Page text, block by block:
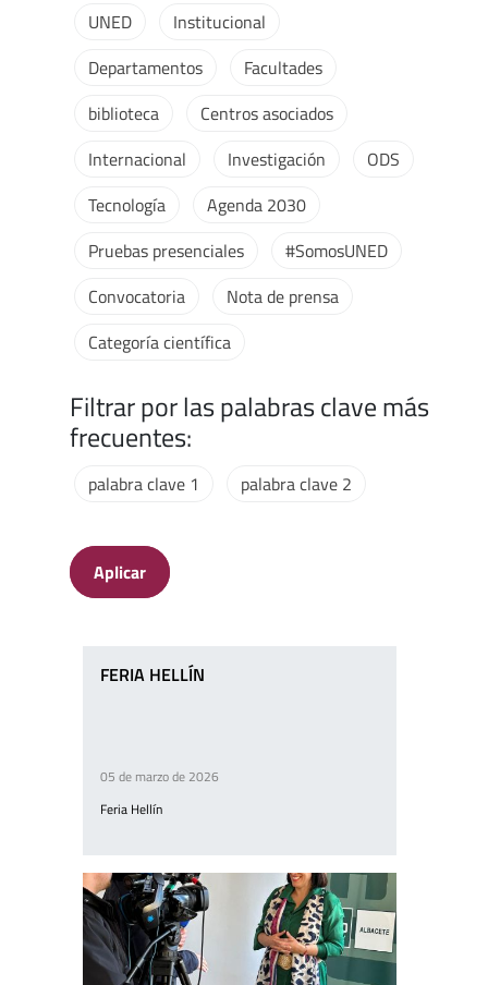
FERIA HELLÍN
05 de marzo de 2026
Feria Hellín
UNED
Institucional
Departamentos
Facultades
biblioteca
Centros asociados
Internacional
Investigación
ODS
Tecnología
Agenda 2030
Pruebas presenciales
#SomosUNED
Convocatoria
Nota de prensa
Categoría científica
Filtrar por las palabras clave más
frecuentes:
palabra clave 1 palabra clave 2
Aplicar